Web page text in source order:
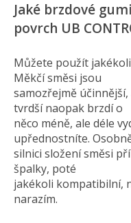
Jaké brzdové
povrch UB
Můžete použít
Měkčí směsi jsou
samozřejmě
tvrdší naopak brzdí o
něco méně, ale déle
upřednostníte.
silnici složení směsi
špalky, poté
jakékoli kompatibilní,
narazím.